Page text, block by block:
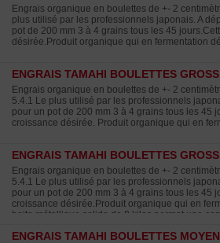
Engrais organique en boulettes de +- 2
plus utilisé par les professionnels japonais. A
pot de 200 mm 3 à 4 grains tous les 45
désirée.Produit organique qui en fermentation
ENGRAIS TAMAHI BOULETTES
Engrais organique en boulettes de +- 2
5.4.1 Le plus utilisé par les professionnels
pour un pot de 200 mm 3 à 4 grains tous les 45
croissance désirée. Produit organique qui en
ENGRAIS TAMAHI BOULETTES
Engrais organique en boulettes de +- 2
5.4.1 Le plus utilisé par les professionnels
pour un pot de 200 mm 3 à 4 grains tous les 45
croissance désirée.Produit organique qui en
boite métallique solide de 8 kilos permet une
ENGRAIS TAMAHI BOULETTES